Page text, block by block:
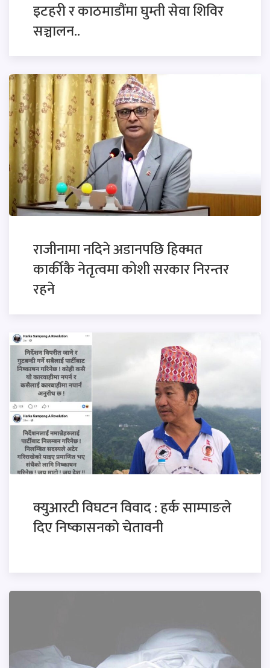
इटहरी र काठमाडौंमा घुम्ती सेवा शिविर
सञ्चालन..
राजीनामा नदिने अडानपछि हिक्मत
कार्कीकै नेतृत्वमा कोशी सरकार निरन्तर
रहने
क्युआरटी विघटन विवाद : हर्क साम्पाङले
दिए निष्कासनको चेतावनी